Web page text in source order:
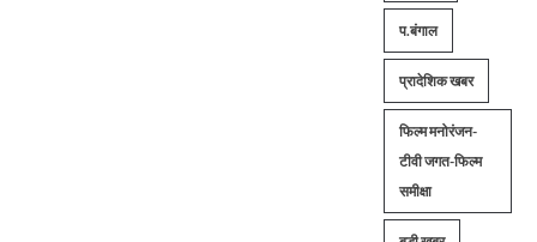
प.बंगाल
प्रादेशिक खबर
फिल्म मनोरंजन-
टीवी जगत-फिल्म
समीक्षा